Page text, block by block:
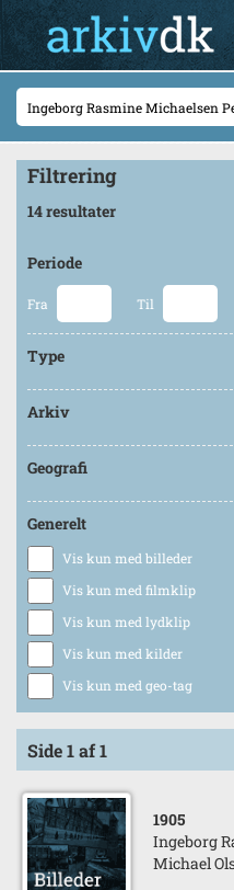
Filtrering
14 resultater
Periode
Fra Til
Type
Arkiv
Geografi
Generelt
Vis kun med billeder
Vis kun med filmklip
Vis kun med lydklip
Vis kun med kilder
Vis kun med geo-tag
Side 1 af 1
1905
Ingeborg
Michael